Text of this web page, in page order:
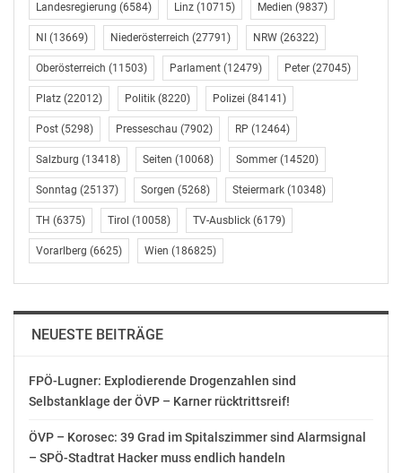
Heute führen 81% der Verbraucher vor dem Kauf eines
Produkts online Produktsuchen und -vergleiche aus. Im
B2B-Kontext liegt der Wert sogar bei 94%.
Unternehmen wissen, dass sie dort präsent sein
müssen, wo potenzielle Kunden suchen. Doch nur in
einer Suchmaschine indexiert zu sein, ist nicht genug.
„Es heißt, der beste Ort, um eine Leiche zu verstecken,
sei Seite 2 von Google. Denn die Seite mit den ersten
10 Suchergebnissen erhält 95 % des Traffics. Wenn Sie
also nicht auf der ersten Seite aufgeführt sind, besteht
die Gefahr, dass Sie für einige Menschen gar nicht
wirklich existieren“, meint Morten Ebbesen und ergänzt:
„Dies zu beheben, ist nicht einfach: Suchalgorithmen
und -regeln ändern sich ständig und der Wettbewerb
um Aufmerksamkeit ist äußerst intensiv. Darüber
einfach, weil die linke Hand nicht weiß, was die Rechte
tut. Mit Siteimprove SEO widmen wir uns diesen
und aus allen Bereichen verständlich und überschaubar
machen.“
Landesregierung (6584) Linz (10715) Medien (9837)
NI (13669) Niederösterreich (27791) NRW (26322)
Oberösterreich (11503) Parlament (12479) Peter (27045)
Platz (22012) Politik (8220) Polizei (84141)
Post (5298) Presseschau (7902) RP (12464)
Salzburg (13418) Seiten (10068) Sommer (14520)
Sonntag (25137) Sorgen (5268) Steiermark (10348)
TH (6375) Tirol (10058) TV-Ausblick (6179)
Vorarlberg (6625) Wien (186825)
NEUESTE BEITRÄGE
FPÖ-Lugner: Explodierende Drogenzahlen sind
Selbstanklage der ÖVP – Karner rücktrittsreif!
ÖVP – Korosec: 39 Grad im Spitalszimmer sind Alarmsignal
– SPÖ-Stadtrat Hacker muss endlich handeln